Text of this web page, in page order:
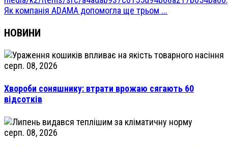
Як компанія ADAMA допомогла ще трьом ...
НОВИНИ
серп. 08, 2026
Хвороби соняшнику: втрати врожаю сягають 60
відсотків
серп. 08, 2026